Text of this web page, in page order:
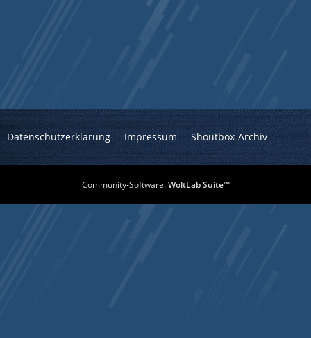
Datenschutzerklärung Impressum Shoutbox-Archiv
Community-Software:WoltLab Suite™